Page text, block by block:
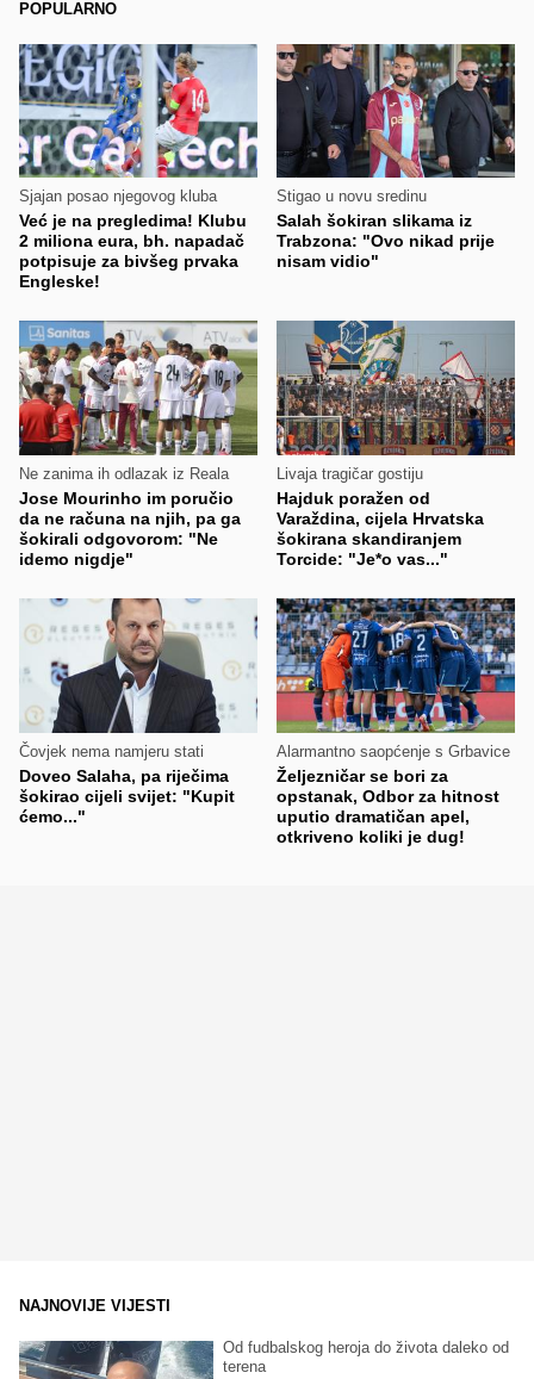
POPULARNO
Sjajan posao njegovog kluba
Već je na pregledima! Klubu
2 miliona eura, bh. napadač
potpisuje za bivšeg prvaka
Engleske!
Stigao u novu sredinu
Salah šokiran slikama iz
Trabzona: "Ovo nikad prije
nisam vidio"
Ne zanima ih odlazak iz Reala
Jose Mourinho im poručio
da ne računa na njih, pa ga
šokirali odgovorom: "Ne
idemo nigdje"
Livaja tragičar gostiju
Hajduk poražen od
Varaždina, cijela Hrvatska
šokirana skandiranjem
Torcide: "Je*o vas..."
Čovjek nema namjeru stati
Doveo Salaha, pa riječima
šokirao cijeli svijet: "Kupit
ćemo..."
Alarmantno saopćenje s Grbavice
Željezničar se bori za
opstanak, Odbor za hitnost
uputio dramatičan apel,
otkriveno koliki je dug!
NAJNOVIJE VIJESTI
Od fudbalskog heroja do života daleko od
terena